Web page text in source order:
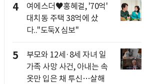
4
여에스더♥홍혜걸, '70억'
대치동 주택 38억에 샀
다.."도둑X 심보"
5
부모와 12세·8세 자녀 일
가족 사망 사건, 아내는 속
옷만 입은 채 투신…살해